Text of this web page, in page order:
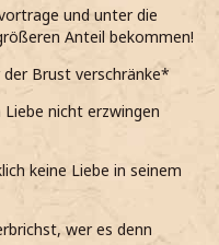
und unter die
Anteil bekommen!
Brust verschränke*
nicht erzwingen
keine Liebe in seinem
wer es denn